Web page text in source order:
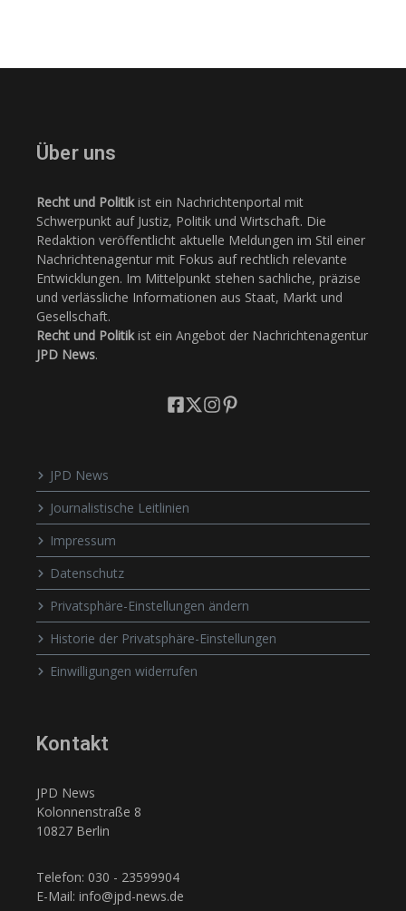
Über uns
Recht und Politikist ein Nachrichtenportal mit
Schwerpunkt auf Justiz, Politik und Wirtschaft. Die
Redaktion veröffentlicht aktuelle Meldungen im Stil einer
Nachrichtenagentur mit Fokus auf rechtlich relevante
Entwicklungen. Im Mittelpunkt stehen sachliche, präzise
und verlässliche Informationen aus Staat, Markt und
Gesellschaft.
Recht und Politikist ein Angebot der Nachrichtenagentur
JPD News.
JPD News
Journalistische Leitlinien
Impressum
Datenschutz
Privatsphäre-Einstellungen ändern
Historie der Privatsphäre-Einstellungen
Einwilligungen widerrufen
Kontakt
JPD News
Kolonnenstraße 8
10827 Berlin
Telefon: 030 - 23599904
E-Mail: info@jpd-news.de